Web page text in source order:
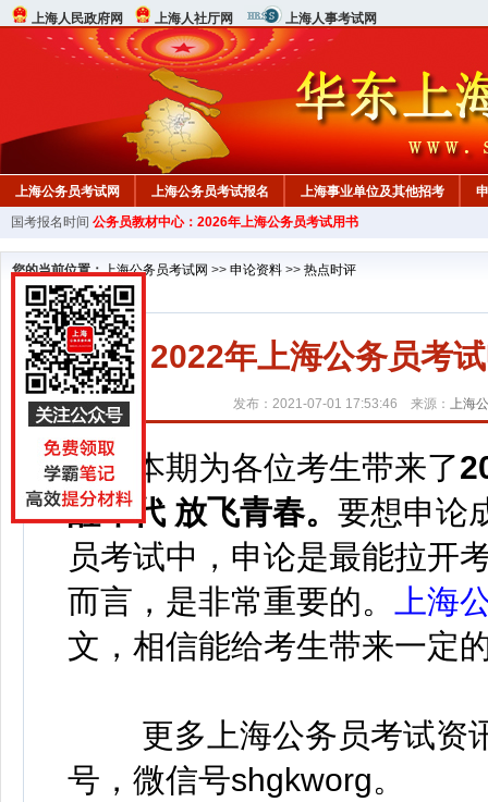
上海人民政府网 上海人社厅网 上海人事考试网
上海公务员考试网 上海公务员考试报名 上海事业单位及其他招考
行测真题 在线咨询 教材中心
国考报名时间 公务员教材中心：2026年上海公务员考试用书
您的当前位置：上海公务员考试网 >> 申论资料 >> 热点时评
2022年上海公务员考
发布：2021-07-01 17:53:46 来源： 上海
本期为各位考生带来了
醒年代 放飞青春。 要想申论
员考试中，申论是最能拉开
而言，是非常重要的。
上海
文，相信能给考生带来一定
更多 上海公务员考试
号，微信号shgkworg。